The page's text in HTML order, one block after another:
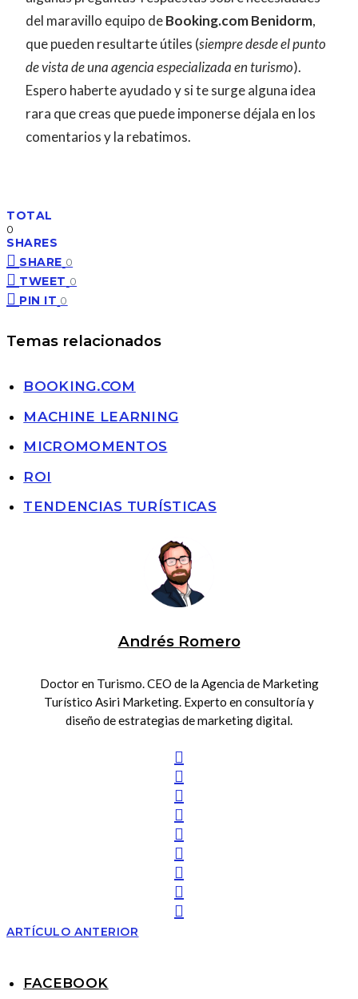
del maravillo equipo deBooking.com Benidorm,
que pueden resultarte útiles (siempre desde el punto
de vista de una agencia especializada en turismo).
Espero haberte ayudado y si te surge alguna idea
rara que creas que puede imponerse déjala en los
comentarios y la rebatimos.
TOTAL
0
SHARES
SHARE 0
TWEET 0
PIN IT 0
Temas relacionados
BOOKING.COM
MACHINE LEARNING
MICROMOMENTOS
ROI
TENDENCIAS TURÍSTICAS
Andrés Romero
Doctor en Turismo. CEO de la Agencia de Marketing
Turístico Asiri Marketing. Experto en consultoría y
diseño de estrategias de marketing digital.
ARTÍCULO ANTERIOR
FACEBOOK